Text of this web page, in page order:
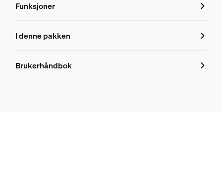
Funksjoner
Funksjoner
8719514870963
I denne pakken
Brukerhåndbok